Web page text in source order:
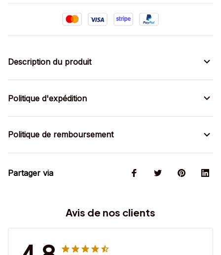
Description du produit
Politique d'expédition
Politique de remboursement
Partager via
Avis de nos clients